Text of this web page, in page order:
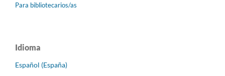
Para bibliotecarios/as
Idioma
Español (España)